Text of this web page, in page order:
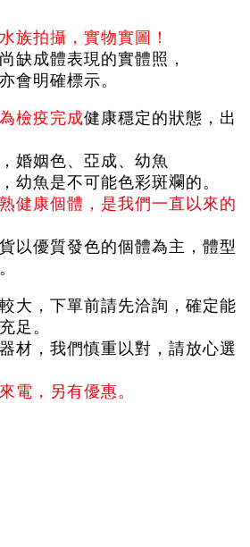
族拍攝，實物實圖！
缺成體表現的實體照，
會明確標示。
檢疫完成健康穩定的狀態，出
婚姻色、亞成、幼魚
幼魚是不可能色彩斑斕的。
健康個體，是我們一直以來的
以優質發色的個體為主，體型
大，下單前請先洽詢，確定能
足。
材，我們慎重以對，請放心選
電，另有優惠。